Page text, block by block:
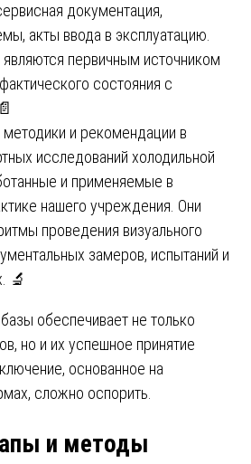
документация,
акты ввода в эксплуатацию.
первичным источником
состояния с
и рекомендации в
исследований холодильной
и применяемые в
нашего учреждения. Они
проведения визуального
замеров, испытаний и
🔬
обеспечивает не только
но и их успешное принятие
основанное на
сложно оспорить.
и методы